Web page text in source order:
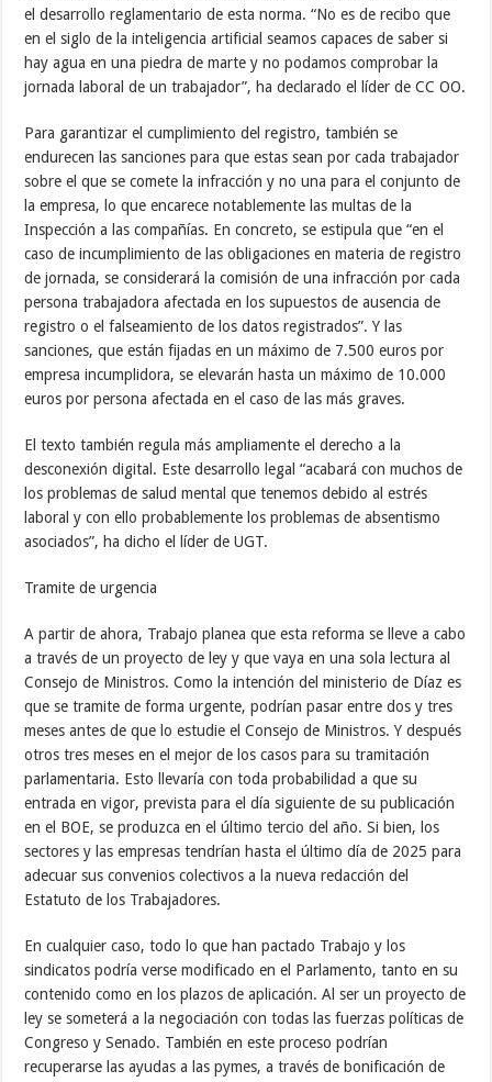
el desarrollo reglamentario de esta norma. “No es de recibo que
en el siglo de la inteligencia artificial seamos capaces de saber si
hay agua en una piedra de marte y no podamos comprobar la
jornada laboral de un trabajador”, ha declarado el líder de CC OO.
Para garantizar el cumplimiento del registro, también se
endurecen las sanciones para que estas sean por cada trabajador
sobre el que se comete la infracción y no una para el conjunto de
la empresa, lo que encarece notablemente las multas de la
Inspección a las compañías. En concreto, se estipula que “en el
caso de incumplimiento de las obligaciones en materia de registro
de jornada, se considerará la comisión de una infracción por cada
persona trabajadora afectada en los supuestos de ausencia de
registro o el falseamiento de los datos registrados”. Y las
sanciones, que están fijadas en un máximo de 7.500 euros por
empresa incumplidora, se elevarán hasta un máximo de 10.000
euros por persona afectada en el caso de las más graves.
El texto también regula más ampliamente el derecho a la
desconexión digital. Este desarrollo legal “acabará con muchos de
los problemas de salud mental que tenemos debido al estrés
laboral y con ello probablemente los problemas de absentismo
asociados”, ha dicho el líder de UGT.
Tramite de urgencia
A partir de ahora, Trabajo planea que esta reforma se lleve a cabo
a través de un proyecto de ley y que vaya en una sola lectura al
Consejo de Ministros. Como la intención del ministerio de Díaz es
que se tramite de forma urgente, podrían pasar entre dos y tres
meses antes de que lo estudie el Consejo de Ministros. Y después
otros tres meses en el mejor de los casos para su tramitación
parlamentaria. Esto llevaría con toda probabilidad a que su
entrada en vigor, prevista para el día siguiente de su publicación
en el BOE, se produzca en el último tercio del año. Si bien, los
sectores y las empresas tendrían hasta el último día de 2025 para
adecuar sus convenios colectivos a la nueva redacción del
Estatuto de los Trabajadores.
En cualquier caso, todo lo que han pactado Trabajo y los
sindicatos podría verse modificado en el Parlamento, tanto en su
contenido como en los plazos de aplicación. Al ser un proyecto de
ley se someterá a la negociación con todas las fuerzas políticas de
Congreso y Senado. También en este proceso podrían
recuperarse las ayudas a las pymes, a través de bonificación de